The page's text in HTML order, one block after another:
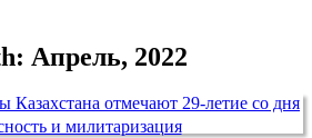
Апрель, 2022
и милитаризация